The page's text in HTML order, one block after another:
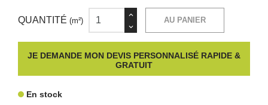
QUANTITÉ (m²) AU PANIER
JE DEMANDE MON DEVIS PERSONNALISÉ RAPIDE &
GRATUIT
En stock